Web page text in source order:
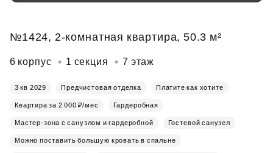
№1424, 2-комнатная квартира, 50.3 м²
6 корпус 1 секция 7 этаж
3 кв 2029 Предчистовая отделка Платите как хотите
Квартира за 2 000 ₽/мес Гардеробная
Мастер-зона с санузлом и гардеробной Гостевой санузел
Можно поставить большую кровать в спальне